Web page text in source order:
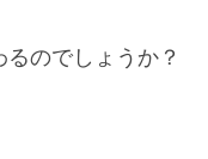
のでしょうか？